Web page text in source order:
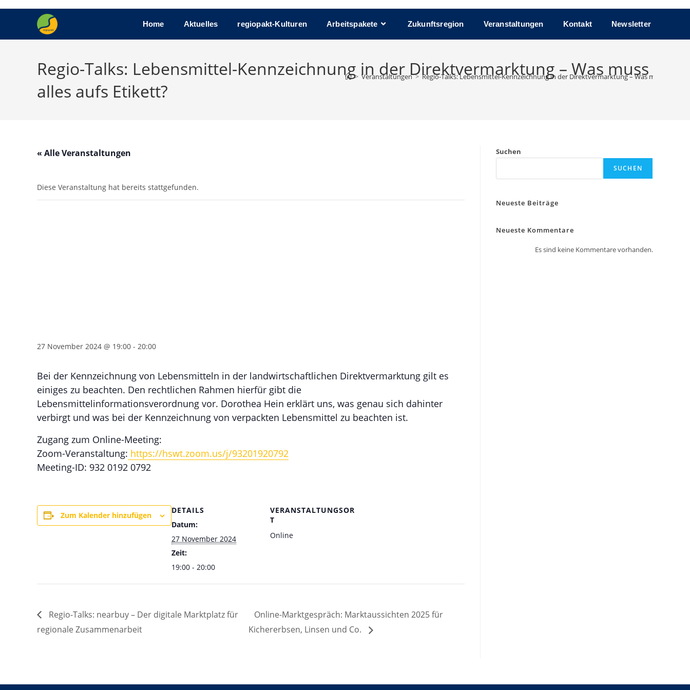
Home Aktuelles regiopakt-Kulturen Arbeitspakete Zukunftsregion Veranstaltungen Kontakt Newsletter
Regio-Talks: Lebensmittel-Kennzeichnung in der Direktvermarktung – Was muss
alles aufs Etikett?
> Veranstaltungen > Regio-Talks: Lebensmittel-Kennzeichnung in der Direktvermarktung – Was muss alles
« Alle Veranstaltungen
Diese Veranstaltung hat bereits stattgefunden.
27 November 2024 @ 19:00 - 20:00
Bei der Kennzeichnung von Lebensmitteln in der landwirtschaftlichen Direktvermarktung gilt es
einiges zu beachten. Den rechtlichen Rahmen hierfür gibt die
Lebensmittelinformationsverordnung vor. Dorothea Hein erklärt uns, was genau sich dahinter
verbirgt und was bei der Kennzeichnung von verpackten Lebensmittel zu beachten ist.
Zugang zum Online-Meeting:
Zoom-Veranstaltung: https://hswt.zoom.us/j/93201920792
Meeting-ID: 932 0192 0792
Zum Kalender hinzufügen
DETAILS
Datum:
27 November 2024
Zeit:
19:00 - 20:00
VERANSTALTUNGSOR
T
Online
Regio-Talks: nearbuy – Der digitale Marktplatz für
regionale Zusammenarbeit
Online-Marktgespräch: Marktaussichten 2025 für
Kichererbsen, Linsen und Co.
Suchen
SUCHEN
Neueste Beiträge
Neueste Kommentare
Es sind keine Kommentare vorhanden.